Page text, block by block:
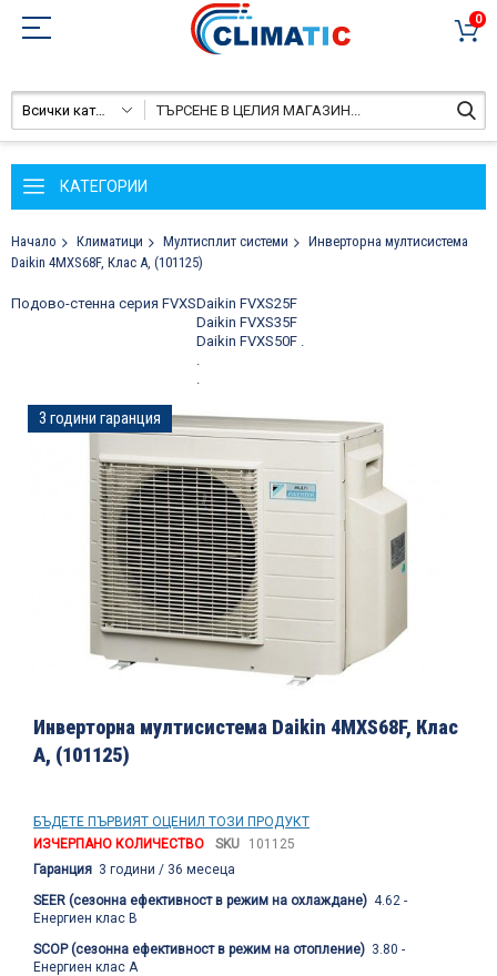
0
Всички категории
КАТЕГОРИИ
Начало Климатици Мултисплит системи
Инверторна мултисистема
Daikin 4MXS68F, Клас А, (101125)
Преминете
към
изображенията
3 години гаранция
към
началото
на
снимки
Инверторна мултисистема Daikin 4MXS68F, Клас
А, (101125)
БЪДЕТЕ ПЪРВИЯТ ОЦЕНИЛ ТОЗИ ПРОДУКТ
ИЗЧЕРПАНО КОЛИЧЕСТВО
SKU
101125
Гаранция 3 години / 36 месеца
SEER (сезонна ефективност в режим на охлаждане) 4.62 -
Енергиен клас В
SCOP (сезонна ефективност в режим на отопление) 3.80 -
Енергиен клас А
Подово-стенна серия FVXSDaikin FVXS25F
Daikin FVXS35F
Daikin FVXS50F